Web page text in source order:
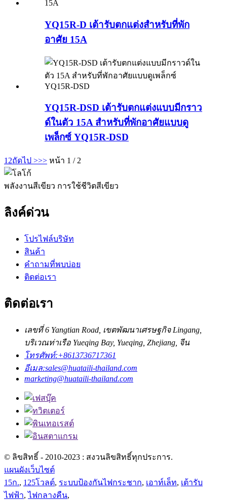
YQ15R-D เต้ารับตกแต่งสำหรับที่พัก
อาศัย 15A
YQ15R-DSD เต้ารับตกแต่งแบบมีกราว
ด์ในตัว 15A สำหรับที่พักอาศัยแบบดู
เพล็กซ์ YQ15R-DSD
1 2ถัดไป >>> หน้า 1 / 2
พลังงานสีเขียว การใช้ชีวิตสีเขียว
ลิงค์ด่วน
โปรไฟล์บริษัท
สินค้า
คำถามที่พบบ่อย
ติดต่อเรา
ติดต่อเรา
เลขที่ 6 Yangtian Road, เขตพัฒนาเศรษฐกิจ Lingang,
บริเวณท่าเรือ Yueqing Bay, Yueqing, Zhejiang, จีน
โทรศัพท์:+8613736717361
อีเมล:sales@huataili-thailand.com
marketing@huataili-thailand.com
© ลิขสิทธิ์ - 2010-2023 : สงวนลิขสิทธิ์ทุกประการ.
แผนผังเว็บไซต์
15ก., 125โวลต์, ระบบป้องกันไฟกระชาก, เอาท์เล็ท, เต้ารับ
ไฟฟ้า,ไฟกลางคืน,